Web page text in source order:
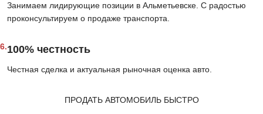
Занимаем лидирующие позиции в Альметьевске. С радостью
проконсультируем о продаже транспорта.
6.100% честность
Честная сделка и актуальная рыночная оценка авто.
ПРОДАТЬ АВТОМОБИЛЬ БЫСТРО